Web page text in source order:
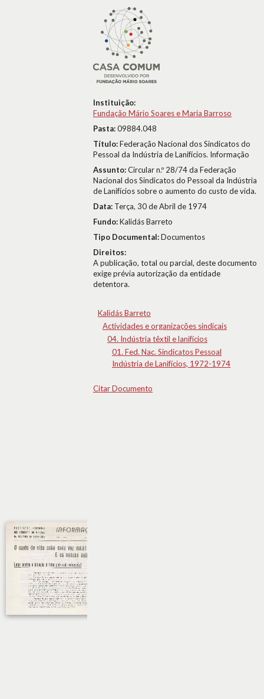
Instituição:
Fundação Mário Soares e Maria Barroso
Pasta:09884.048
Título:Federação Nacional dos Sindicatos do
Pessoal da Indústria de Lanifícios. Informação
Assunto:Circular n.º 28/74 da Federação
Nacional dos Sindicatos do Pessoal da Indústria
de Lanifícios sobre o aumento do custo de vida.
Data: Terça, 30 de Abril de 1974
Fundo:Kalidás Barreto
Tipo Documental:Documentos
Direitos:
A publicação, total ou parcial, deste documento
exige prévia autorização da entidade
detentora.
Kalidás Barreto
Actividades e organizações sindicais
04. Indústria têxtil e lanifícios
01. Fed. Nac. Sindicatos Pessoal
Indústria de Lanifícios, 1972-1974
Citar Documento